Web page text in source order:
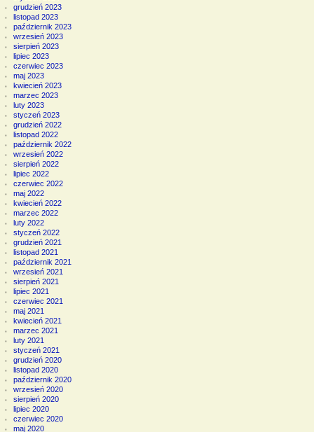
grudzień 2023
listopad 2023
październik 2023
wrzesień 2023
sierpień 2023
lipiec 2023
czerwiec 2023
maj 2023
kwiecień 2023
marzec 2023
luty 2023
styczeń 2023
grudzień 2022
listopad 2022
październik 2022
wrzesień 2022
sierpień 2022
lipiec 2022
czerwiec 2022
maj 2022
kwiecień 2022
marzec 2022
luty 2022
styczeń 2022
grudzień 2021
listopad 2021
październik 2021
wrzesień 2021
sierpień 2021
lipiec 2021
czerwiec 2021
maj 2021
kwiecień 2021
marzec 2021
luty 2021
styczeń 2021
grudzień 2020
listopad 2020
październik 2020
wrzesień 2020
sierpień 2020
lipiec 2020
czerwiec 2020
maj 2020